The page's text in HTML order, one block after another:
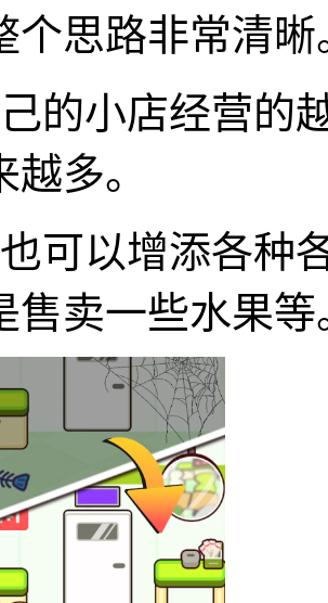
个思路非常清晰
的小店经营的
多。
可以增添各种
售卖一些水果等